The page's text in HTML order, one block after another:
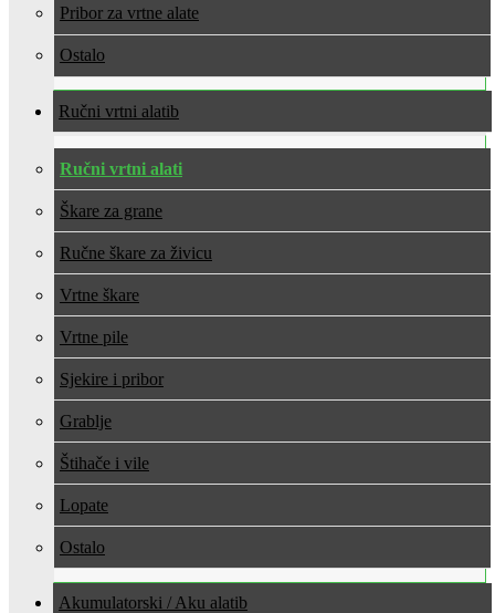
Pribor za vrtne alate
Ostalo
Ručni vrtni alati
Ručni vrtni alati
Škare za grane
Ručne škare za živicu
Vrtne škare
Vrtne pile
Sjekire i pribor
Grablje
Štihače i vile
Lopate
Ostalo
Akumulatorski / Aku alati